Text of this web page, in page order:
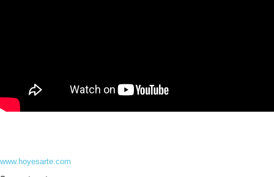
www.hoyesarte.com